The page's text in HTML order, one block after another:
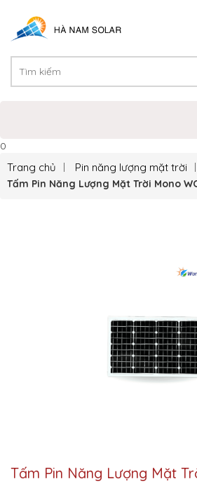
0
Trang chủ Pin năng lượng mặt trời
Tấm Pin Năng Lượng Mặt Trời Mono
Tấm Pin Năng Lượng Mặt